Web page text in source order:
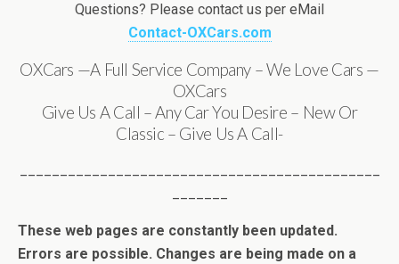
Questions? Please contact us per eMail
Contact-OXCars.com
OXCars —A Full Service Company – We Love Cars —
OXCars
Give Us A Call – Any Car You Desire – New Or
Classic – Give Us A Call-
These web pages are constantly been updated.
Errors are possible. Changes are being made on a